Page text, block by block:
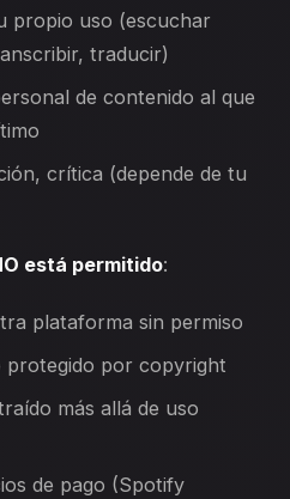
propio uso (escuchar
traducir)
de contenido al que
crítica (depende de tu
está permitido:
plataforma sin permiso
protegido por copyright
más allá de uso
de pago (Spotify